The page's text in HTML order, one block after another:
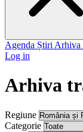
Agenda Știri Arhiva
Log in
Arhiva
Regiune
Categorie